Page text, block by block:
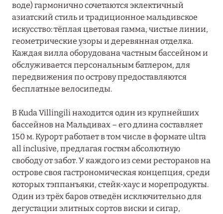
ШАВИЙАНИ
ЮЖНЫЙ АРИ
ЮЖНЫЙ МАЛЕ
воде) гармонично сочетаются эклектичный
азиатский стиль и традиционное мальдивское
искусство: тёплая цветовая гамма, чистые линии,
геометрические узоры и деревянная отделка.
Каждая вилла оборудована частным бассейном и
обслуживается персональным батлером, для
передвижения по острову предоставляются
бесплатные велосипеды.
В Kuda Villingili находится один из крупнейших
бассейнов на Мальдивах – его длина составляет
150 м. Курорт работает в том числе в формате ultra
all inclusive, предлагая гостям абсолютную
свободу от забот. У каждого из семи ресторанов на
острове своя гастрономическая концепция, среди
которых тэппанъяки, стейк-хаус и морепродукты.
Один из трёх баров отведён исключительно для
дегустации элитных сортов виски и сигар,